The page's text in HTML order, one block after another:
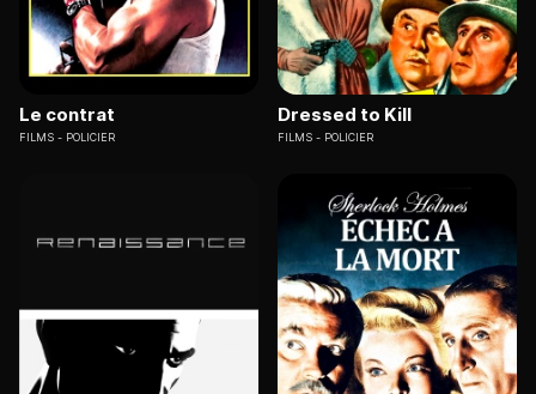
Le contrat
FILMS POLICIER
Dressed to Kill
FILMS POLICIER